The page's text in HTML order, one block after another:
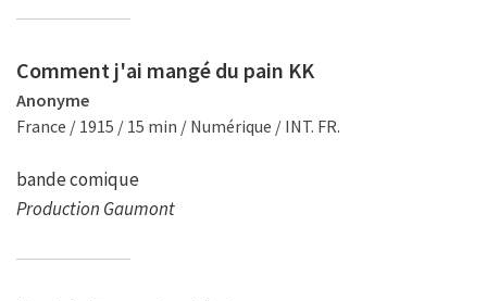
Comment j'ai mangé du pain KK
Anonyme
France / 1915 / 15 min / Numérique / INT. FR.
bande comique
Production Gaumont